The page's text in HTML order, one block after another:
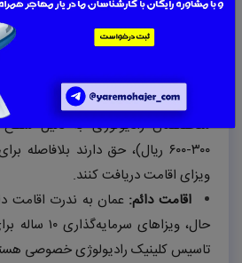
انواع ویزا و وضعیت اقامت
ویزای کار (Work Visa
که فرد در استخدام آن مرکز است،
ویزای الحاق به خانواده (
متخصصان رادیولوژی به دلیل سطح
۳۰۰-۶۰۰
ریال)، حق دارند بلافاصله
ویزای اقامت دریافت کنند.
اقامت دائم: عمان به ندرت اقامت
حال، ویزاهای سرمایه‌گذاری۱۰ ساله
تاسیس کلینیک رادیولوژی خصوصی